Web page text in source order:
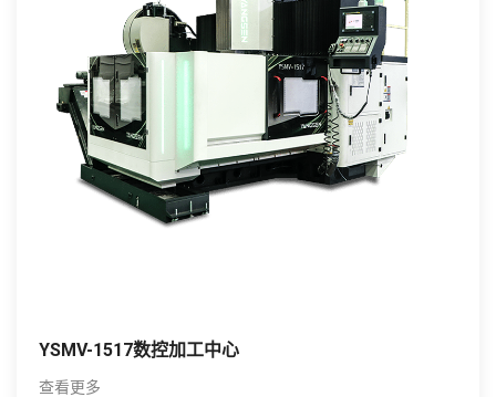
YSMV-1517数控加工中心
查看更多